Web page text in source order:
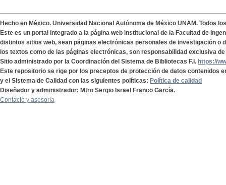
Hecho en México. Universidad Nacional Autónoma de México UNAM. Todos
Este es un portal integrado a la página web institucional de la Facultad de
distintos sitios web, sean páginas electrónicas personales de investigación o
los textos como de las páginas electrónicas, son responsabilidad exclusiva
Sitio administrado por la Coordinación del Sistema de Bibliotecas F.I. https://
Este repositorio se rige por los preceptos de protección de datos contenidos
y el Sistema de Calidad con las siguientes políticas: Política de calidad
Diseñador y administrador: Mtro Sergio Israel Franco García.
Contacto y asesoría